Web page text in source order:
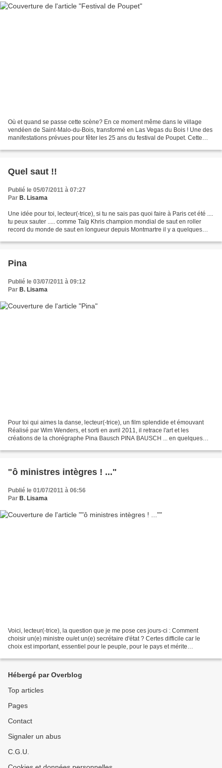
Où et quand se passe cette scène? En ce moment même dans le village
vendéen de Saint-Malo-du-Bois, transformé en Las Vegas du Bois ! Une des
manifestations prévues pour fêter les 25 ans du festival de Poupet. Cette
Quel saut !!
Publié le 05/07/2011 à 07:27
Par B. Lisama
Une idée pour toi, lecteur(-trice), si tu ne sais pas quoi faire à Paris cet été ....
tu peux sauter ..... comme Taïg Khris champion mondial de saut en roller
record du monde de saut en longueur depuis Montmartre il y a quelques
Pina
Publié le 03/07/2011 à 09:12
Par B. Lisama
Pour toi qui aimes la danse, lecteur(-trice), un film splendide et émouvant
Réalisé par Wim Wenders, et sorti en avril 2011, il retrace l'art et les
créations de la chorégraphe Pina Bausch PINA BAUSCH ... en quelques
"ô ministres intègres ! ..."
Publié le 01/07/2011 à 06:56
Par B. Lisama
Voici, lecteur(-trice), la question que je me pose ces jours-ci : Comment
choisir un(e) ministre ou/et un(e) secrétaire d'état ? Certes difficile car le
choix est important, essentiel pour le peuple, pour le pays et mérite
Hébergé par Overblog
Top articles
Pages
Contact
Signaler un abus
C.G.U.